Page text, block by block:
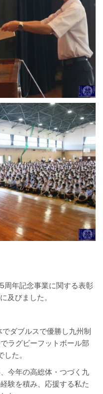
周年記念事業に関する表彰
及びました。
ダブルスで優勝し九州制
ラグビーフットボール部
た。
今年の高総体・つづく九
験を積み、応援する私た